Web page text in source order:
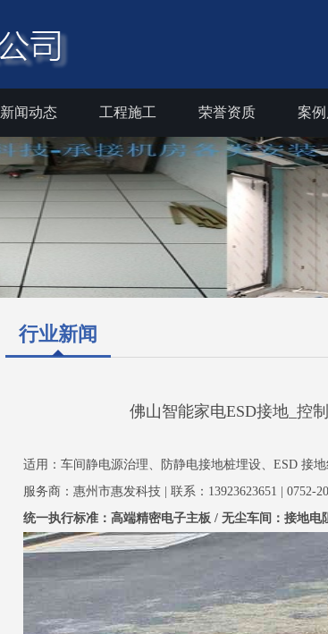
新闻动态 工程施工 荣誉资质 案
行业新闻
佛山智能家电ESD接地_控
适用：车间静电源治理、防静电接地桩埋设、ESD 接
服务商：惠州市惠发科技 | 联系：13923623651 | 0752-
统一执行标准：高端精密电子主板 / 无尘车间：接地